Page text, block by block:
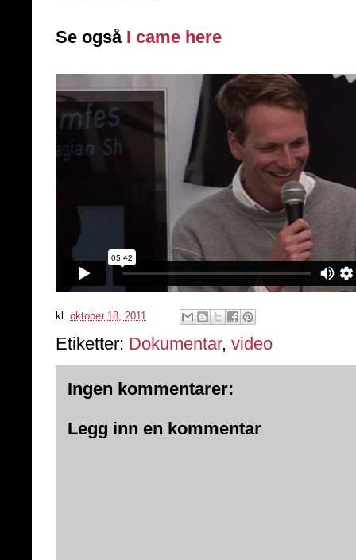
Se også I came here
kl. oktober 18, 2011
Etiketter: Dokumentar, video
Ingen kommentarer:
Legg inn en kommentar